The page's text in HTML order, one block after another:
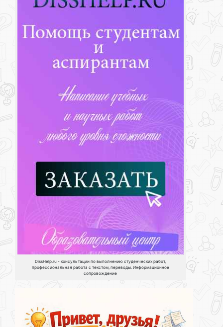
DissHelp.ru - консультации по выполнению студенческих работ,
профессиональная работа с текстом, переводы. Информационное
сопровождение